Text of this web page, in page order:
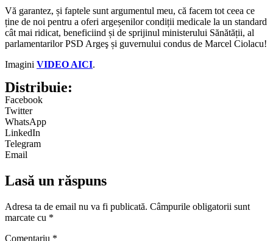
Vă garantez, și faptele sunt argumentul meu, că facem tot ceea ce
ține de noi pentru a oferi argeșenilor condiții medicale la un standard
cât mai ridicat, beneficiind și de sprijinul ministerului Sănătății, al
parlamentarilor PSD Argeş și guvernului condus de Marcel Ciolacu!
Imagini VIDEO AICI.
Distribuie:
Facebook
Twitter
WhatsApp
LinkedIn
Telegram
Email
Lasă un răspuns
Adresa ta de email nu va fi publicată. Câmpurile obligatorii sunt
marcate cu *
Comentariu *